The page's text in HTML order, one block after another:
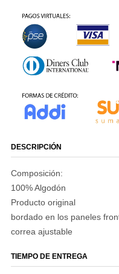
DESCRIPCIÓN
Composición:
100% Algodón
Producto original
bordado en los paneles
correa ajustable
TIEMPO DE ENTREGA